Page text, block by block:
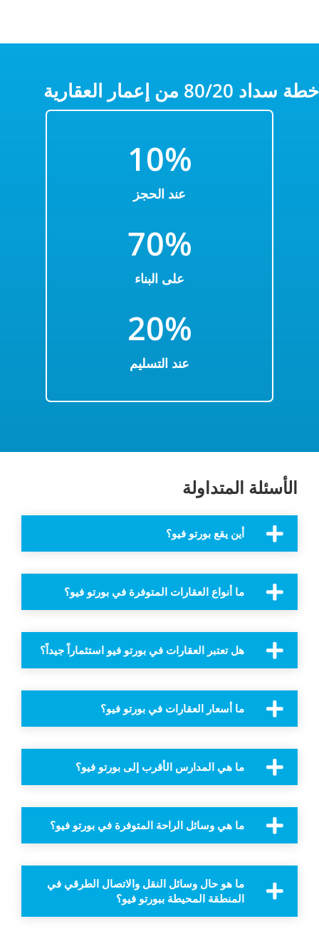
خطة سداد 80/20 من إعمار العقارية
10%
عند الحجز
70%
على البناء
20%
عند التسليم
الأسئلة المتداولة
أين يقع بورتو فيو؟
ما أنواع العقارات المتوفرة في بورتو فيو؟
هل تعتبر العقارات في بورتو فيو استثماراً جيداً؟
ما أسعار العقارات في بورتو فيو؟
ما هي المدارس الأقرب إلى بورتو فيو؟
ما هي وسائل الراحة المتوفرة في بورتو فيو؟
ما هو حال وسائل النقل والاتصال الطرقي في
المنطقة المحيطة ببورتو فيو؟